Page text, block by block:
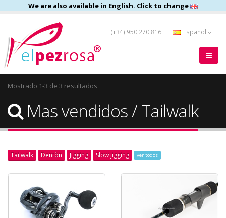
We are also available in English. Click to change
(+34) 950 270 816 Español
Mostrado 1-3 de 3 resultados
Mas vendidos / Tailwalk
Tailwalk Dentòn Jigging Slow jigging ver todos